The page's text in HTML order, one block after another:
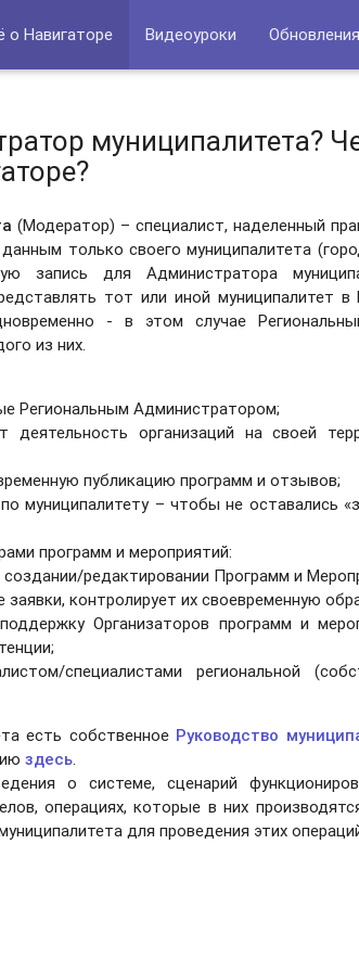
о Навигаторе Видеоуроки Обновления
муниципалитета?
(Модератор) – специалист, наделенный
только своего муниципалитета
запись для Администратора
тот или иной муниципалитет в
- в этом случае
из них.
Региональным Администратором;
деятельность организаций на своей
публикацию программ и отзывов;
муниципалитету – чтобы не оставались
программ и мероприятий:
редактировании Программ и
контролирует их своевременную
Организаторов программ и
специалистами региональной
есть собственное Руководство
здесь
о системе, сценарий
операциях, которые в них
для проведения этих